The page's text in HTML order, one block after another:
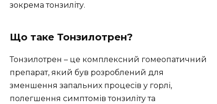
зокрема тонзиліту.
Що таке Тонзилотрен?
Тонзилотрен – це комплексний гомеопатичний
препарат, який був розроблений для
зменшення запальних процесів у горлі,
полегшення симптомів тонзиліту та